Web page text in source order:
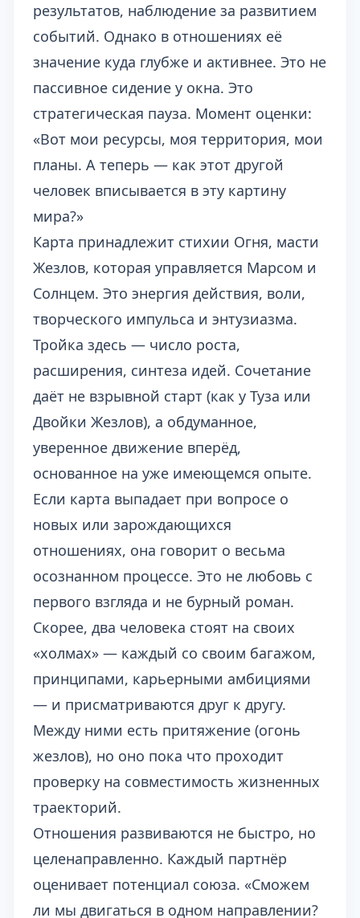
результатов, наблюдение за развитием
событий. Однако в отношениях её
значение куда глубже и активнее. Это не
пассивное сидение у окна. Это
стратегическая пауза. Момент оценки:
«Вот мои ресурсы, моя территория, мои
планы. А теперь — как этот другой
человек вписывается в эту картину
мира?»
Карта принадлежит стихии Огня, масти
Жезлов, которая управляется Марсом и
Солнцем. Это энергия действия, воли,
творческого импульса и энтузиазма.
Тройка здесь — число роста,
расширения, синтеза идей. Сочетание
даёт не взрывной старт (как у Туза или
Двойки Жезлов), а обдуманное,
уверенное движение вперёд,
основанное на уже имеющемся опыте.
Если карта выпадает при вопросе о
новых или зарождающихся
отношениях, она говорит о весьма
осознанном процессе. Это не любовь с
первого взгляда и не бурный роман.
Скорее, два человека стоят на своих
«холмах» — каждый со своим багажом,
принципами, карьерными амбициями
— и присматриваются друг к другу.
Между ними есть притяжение (огонь
жезлов), но оно пока что проходит
проверку на совместимость жизненных
траекторий.
Отношения развиваются не быстро, но
целенаправленно. Каждый партнёр
оценивает потенциал союза. «Сможем
ли мы двигаться в одном направлении?